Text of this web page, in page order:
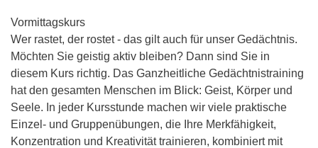
Vormittagskurs
Wer rastet, der rostet - das gilt auch für unser Gedächtnis.
Möchten Sie geistig aktiv bleiben? Dann sind Sie in
diesem Kurs richtig. Das Ganzheitliche Gedächtnistraining
hat den gesamten Menschen im Blick: Geist, Körper und
Seele. In jeder Kursstunde machen wir viele praktische
Einzel- und Gruppenübungen, die Ihre Merkfähigkeit,
Konzentration und Kreativität trainieren, kombiniert mit